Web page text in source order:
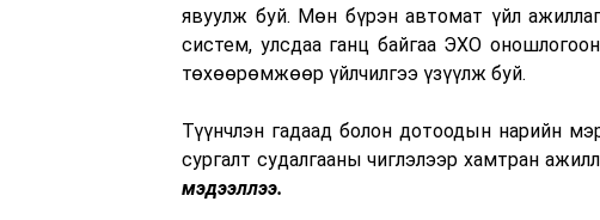
явуулж буй. Мөн бүрэн автомат үйл
систем, улсдаа ганц байгаа ЭХО
төхөөрөмжөөр үйлчилгээ үзүүлж буй.
Түүнчлэн гадаад болон дотоодын нарийн
сургалт судалгааны чиглэлээр хамтран
мэдээллээ.